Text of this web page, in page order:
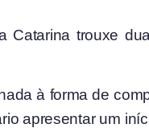
Catarina trouxe
à forma de
apresentar um